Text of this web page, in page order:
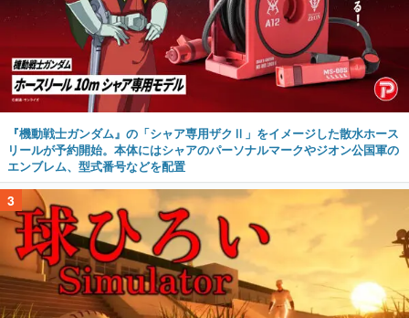
『機動戦士ガンダム』の「シャア専用ザクⅡ」をイメージした散水ホース
リールが予約開始。本体にはシャアのパーソナルマークやジオン公国軍の
エンブレム、型式番号などを配置
3